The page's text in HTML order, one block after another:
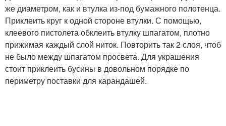
же диаметром, как и втулка из-под бумажного полотенца.
Приклеить круг к одной стороне втулки. С помощью,
клеевого пистолета обклеить втулку шпагатом, плотно
прижимая каждый слой ниток. Повторить так 2 слоя, чтоб
не было между шпагатом просвета. Для украшения
стоит приклеить бусины в довольном порядке по
периметру поставки для карандашей.